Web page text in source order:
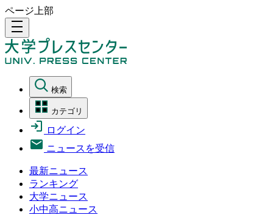
ページ上部
density_medium
検索
カテゴリ
ログイン
ニュースを受信
最新ニュース
ランキング
大学ニュース
小中高ニュース